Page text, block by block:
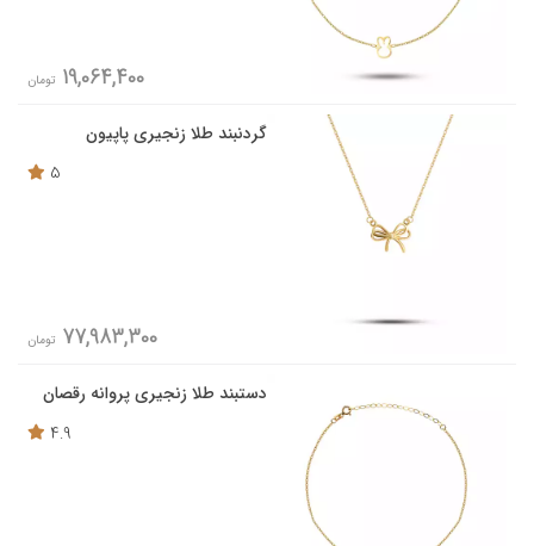
19,064,400 تومان
گردنبند طلا زنجیری پاپیون
5
77,983,300 تومان
دستبند طلا زنجیری پروانه رقصان
4.9